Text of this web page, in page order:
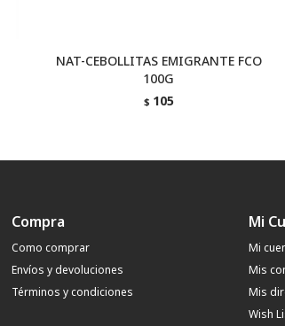
NAT-CEBOLLITAS EMIGRANTE FCO
100G
$ 105
Compra
Como comprar
Envíos y devoluciones
Términos y condiciones
Mi
Mi
Mis
Mis
Wish